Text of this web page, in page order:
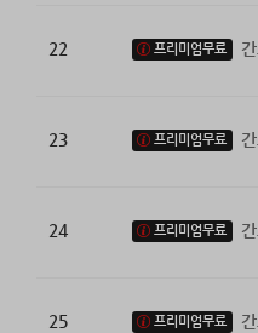
22 프리미엄무료
23 프리미엄무료
24 프리미엄무료
25 프리미엄무료